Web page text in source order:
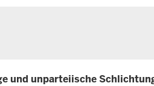
und unparteiische